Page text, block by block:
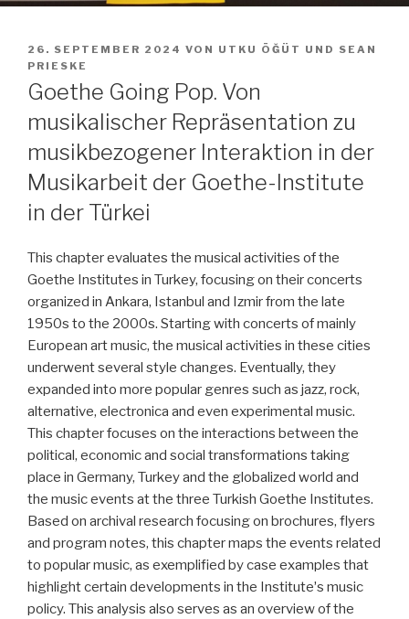
VERÖFFENTLICHT
AM
26. SEPTEMBER 2024 VON UTKU ÖĞÜT UND SEAN
PRIESKE
Goethe Going Pop. Von
musikalischer Repräsentation zu
musikbezogener Interaktion in der
Musikarbeit der Goethe-Institute
in der Türkei
This chapter evaluates the musical activities of the
Goethe Institutes in Turkey, focusing on their concerts
organized in Ankara, Istanbul and Izmir from the late
1950s to the 2000s. Starting with concerts of mainly
European art music, the musical activities in these cities
underwent several style changes. Eventually, they
expanded into more popular genres such as jazz, rock,
alternative, electronica and even experimental music.
This chapter focuses on the interactions between the
political, economic and social transformations taking
place in Germany, Turkey and the globalized world and
the music events at the three Turkish Goethe Institutes.
Based on archival research focusing on brochures, flyers
and program notes, this chapter maps the events related
to popular music, as exemplified by case examples that
highlight certain developments in the Instituteʼs music
policy. This analysis also serves as an overview of the